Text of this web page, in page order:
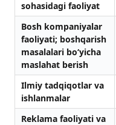
sohasidagi faoliyat
Bosh kompaniyalar
faoliyati; boshqarish
masalalari bo‘yicha
maslahat berish
Ilmiy tadqiqotlar va
ishlanmalar
Reklama faoliyati va